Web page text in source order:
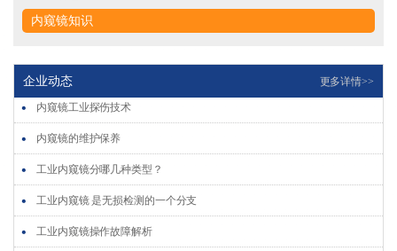
内窥镜知识
企业动态 更多详情>>
工业内窥镜五个重要特点
工业内窥镜的使用特点介绍
内窥镜工业探伤技术
内窥镜的维护保养
工业内窥镜分哪几种类型？
工业内窥镜 是无损检测的一个分支
工业内窥镜操作故障解析